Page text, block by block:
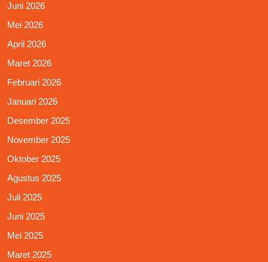
Juni 2026
Mei 2026
April 2026
Maret 2026
Februari 2026
Januari 2026
Desember 2025
November 2025
Oktober 2025
Agustus 2025
Juli 2025
Juni 2025
Mei 2025
Maret 2025